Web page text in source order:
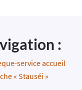
:
service accueil
« Stauséi »